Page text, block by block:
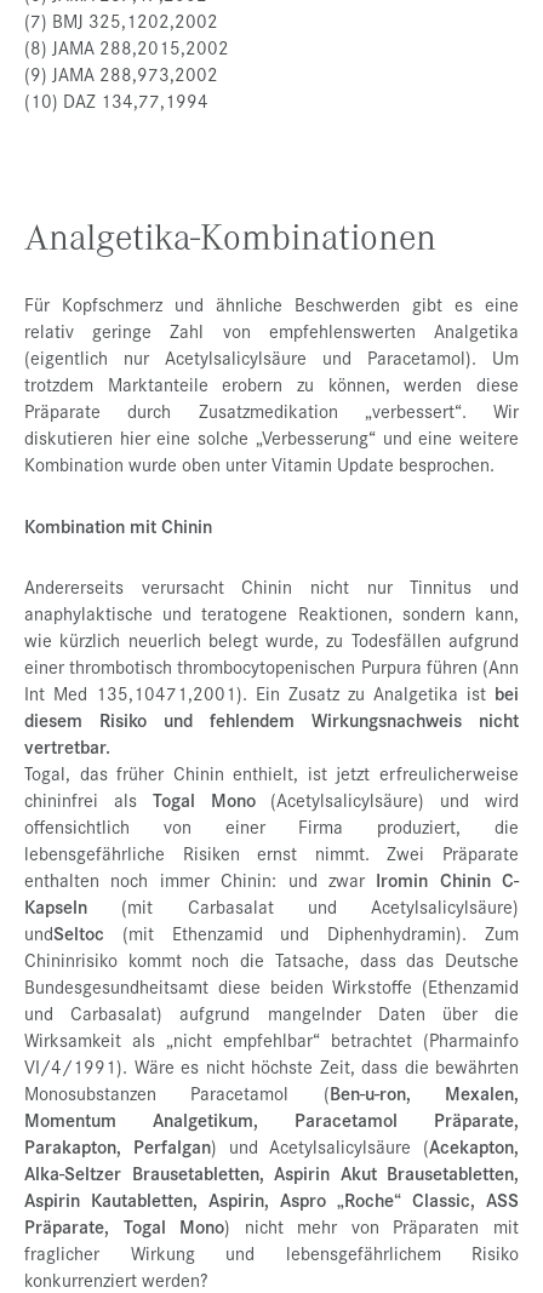
(7) BMJ 325,1202,2002
(8) JAMA 288,2015,2002
(9) JAMA 288,973,2002
(10) DAZ 134,77,1994
Analgetika-Kombinationen
Für Kopfschmerz und ähnliche Beschwerden gibt es eine
relativ geringe Zahl von empfehlenswerten Analgetika
(eigentlich nur Acetylsalicylsäure und Paracetamol). Um
trotzdem Marktanteile erobern zu können, werden diese
Präparate durch Zusatzmedikation „verbessert“. Wir
diskutieren hier eine solche „Verbesserung“ und eine weitere
Kombination wurde oben unter Vitamin Update besprochen.
Kombination mit Chinin
Andererseits verursacht Chinin nicht nur Tinnitus und
anaphylaktische und teratogene Reaktionen, sondern kann,
wie kürzlich neuerlich belegt wurde, zu Todesfällen aufgrund
einer thrombotisch thrombocytopenischen Purpura führen (Ann
Int Med 135,10471,2001). Ein Zusatz zu Analgetika ist bei
diesem Risiko und fehlendem Wirkungsnachweis nicht
vertretbar.
Togal, das früher Chinin enthielt, ist jetzt erfreulicherweise
chininfrei als Togal Mono (Acetylsalicylsäure) und wird
offensichtlich von einer Firma produziert, die
lebensgefährliche Risiken ernst nimmt. Zwei Präparate
enthalten noch immer Chinin: und zwar Iromin Chinin C-
Kapseln (mit Carbasalat und Acetylsalicylsäure)
undSeltoc (mit Ethenzamid und Diphenhydramin). Zum
Chininrisiko kommt noch die Tatsache, dass das Deutsche
Bundesgesundheitsamt diese beiden Wirkstoffe (Ethenzamid
und Carbasalat) aufgrund mangelnder Daten über die
Wirksamkeit als „nicht empfehlbar“ betrachtet (Pharmainfo
VI/4/1991). Wäre es nicht höchste Zeit, dass die bewährten
Monosubstanzen Paracetamol (Ben-u-ron, Mexalen,
Momentum Analgetikum, Paracetamol Präparate,
Parakapton, Perfalgan) und Acetylsalicylsäure (Acekapton,
Alka-Seltzer Brausetabletten, Aspirin Akut Brausetabletten,
Aspirin Kautabletten, Aspirin, Aspro „Roche“ Classic, ASS
Präparate, Togal Mono) nicht mehr von Präparaten mit
fraglicher Wirkung und lebensgefährlichem Risiko
konkurrenziert werden?